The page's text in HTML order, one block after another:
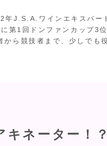
キネーター！
J.S.A.ワインエキスパー
第1回ドンファンカップ3位
ら競技者まで、少しでも